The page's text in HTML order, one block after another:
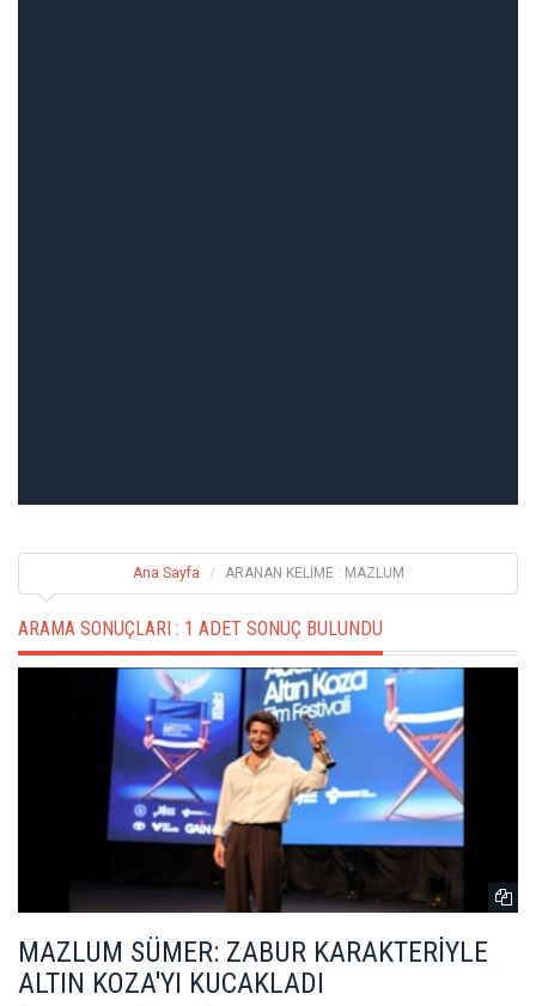
Ana Sayfa ARANAN KELİME : MAZLUM
ARAMA SONUÇLARI : 1 ADET SONUÇ BULUNDU
MAZLUM SÜMER: ZABUR KARAKTERİYLE
ALTIN KOZA'YI KUCAKLADI